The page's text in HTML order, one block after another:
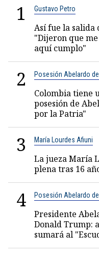
1 Gustavo Petro
Así fue la salida
"Dijeron que
aquí cumplo"
2 Posesión Abelardo
Colombia tiene
posesión de
por la Patria"
3 María Lourdes Afiuni
La jueza María
plena tras 16
4 Posesión Abelardo
Presidente
Donald Trump:
sumará al